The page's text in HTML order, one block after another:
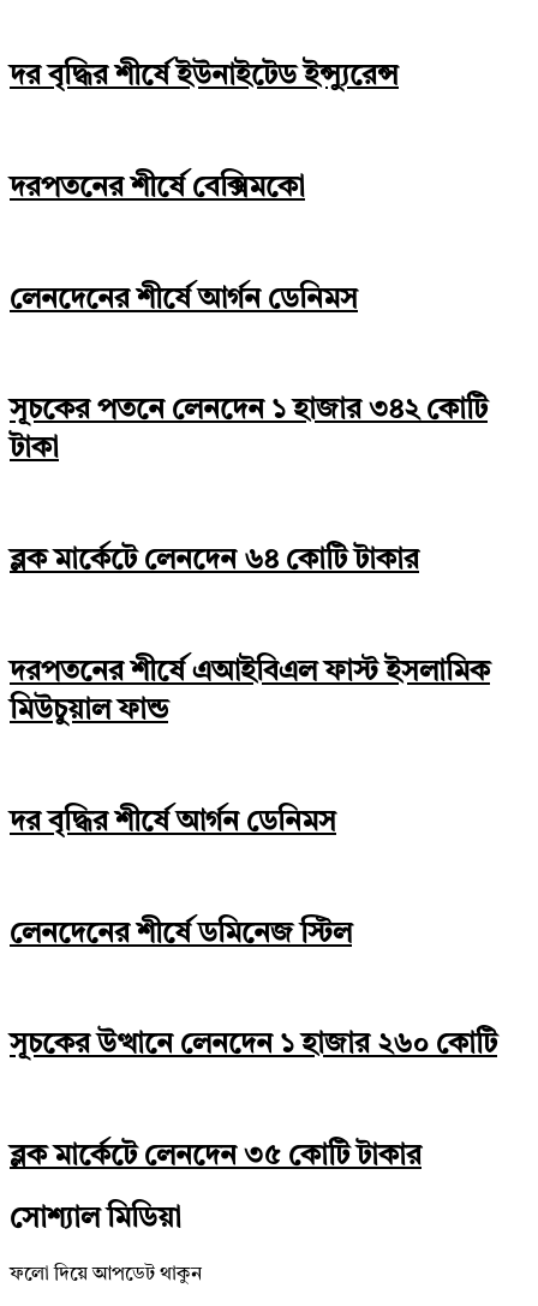
দর বৃদ্ধির শীর্ষে ইউনাইটেড ইন্স্যুরেন্স
দরপতনের শীর্ষে বেক্সিমকো
লেনদেনের শীর্ষে আর্গন ডেনিমস
সূচকের পতনে লেনদেন ১ হাজার ৩৪২ কোটি
টাকা
ব্লক মার্কেটে লেনদেন ৬৪ কোটি টাকার
দরপতনের শীর্ষে এআইবিএল ফাস্ট ইসলামিক
মিউচুয়াল ফান্ড
দর বৃদ্ধির শীর্ষে আর্গন ডেনিমস
লেনদেনের শীর্ষে ডমিনেজ স্টিল
সূচকের উত্থানে লেনদেন ১ হাজার ২৬০ কোটি
ব্লক মার্কেটে লেনদেন ৩৫ কোটি টাকার
সোশ্যাল মিডিয়া
ফলো দিয়ে আপডেট থাকুন